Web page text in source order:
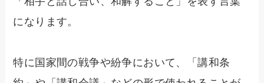
になります。
特に国家間の戦争や紛争において、「講和条